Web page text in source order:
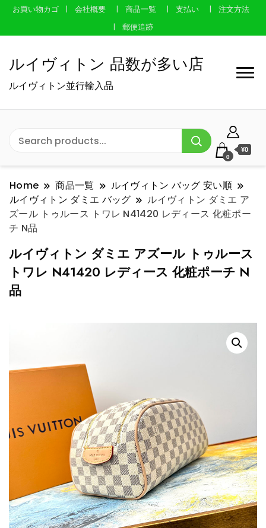
お買い物カゴ 会社概要 商品一覧 支払い
注文方法
郵便追跡
ルイヴィトン 品数が多い店
ルイヴィトン並行輸入品
0
¥0
Home 商品一覧
ルイヴィトン バッグ 安い順
ルイヴィトン ダミエ バッグ
ルイヴィトン ダミエ ア
ズール トゥルース トワレ N41420 レディース 化粧ポー
チ N品
ルイヴィトン ダミエ アズール トゥルース
トワレ N41420 レディース 化粧ポーチ N
品